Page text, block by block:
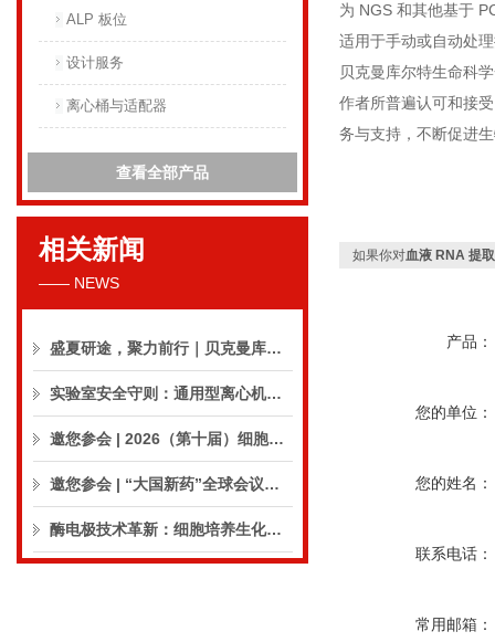
ALP 板位
设计服务
离心桶与适配器
查看全部产品
相关新闻
—— NEWS
盛夏研途，聚力前行｜贝克曼库尔特生命科学8月活动预告
实验室安全守则：通用型离心机操作与保养的10个要点
邀您参会 | 2026（第十届）细胞外囊泡合规与临床应用大会
邀您参会 | “大国新药”全球会议（CPIC2026）
酶电极技术革新：细胞培养生化分析仪实现精准在线监测
为 NGS 和其他基于
适用于手动或自动处
贝克曼库尔特生命科
作者所普遍认可和接
务与支持，不断促进
如果你对血液 RNA 提
产品：
您的单位：
您的姓名：
联系电话：
常用邮箱：